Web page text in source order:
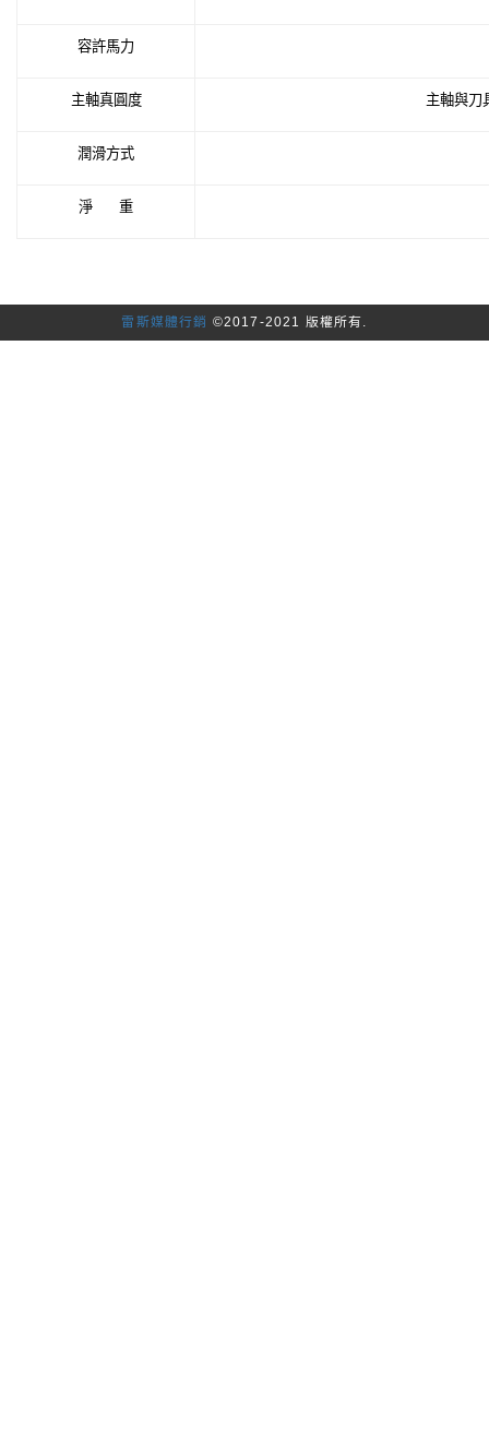
容許馬力
主軸真圓度 主軸與刀
潤滑方式
淨 重
雷斯媒體行銷 ©2017-2021 版權所有.